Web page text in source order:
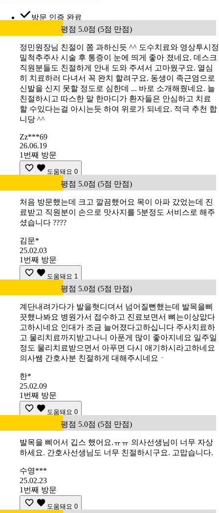
방문 인증 완료
평점 5.0점 (5점 만점)
정민원장님 친절이 쫌 과하신듯 ^^ 도수치료와 영상투시정
밀척추주사 시술 후 통증이 눈에 띄게 좋아 졌네요. 데스크
직원분들도 친절하게 안내 도와 주셔서 고마웠구요. 열심
히 치료하러 다녀서 꼭 완치 할려구요. 동생이 족근염으로
신발을 신지 못할 정도로 심한데 ... 바로 소개해줬네요. 늘
친절하시고 따스한 말 한마디가 환자들은 안심하고 치료
할 수있다는걸 아시는듯 하여 위로가 되네요. 적극 추천 합
니당 ^^
Zz***69
26.06.19
1번째 방문
도움돼요 0
평점 5.0점 (5점 만점)
처음 방문했는데 크고 깔끔했어요 목이 아파 갔었는데 진
료받고 직원분이 손으로 맛사지를 5분정도 서비스로 해주
셨습니다 ????
김문*
25.02.03
1번째 방문
도움돼요 1
평점 5.0점 (5점 만점)
계단내려가다가 발을혓디뎌서 넘어질뻔했는데 발목을삐
끗했나봐요 병원가서 접수하고 진료보면서 뼈는이상앖다
고하시네요 인대가 조금 늘어졌다고하십니다 주사치료하
고 물리치료까지받고나니 아푼게 많이 좋아지네요 일주일
정도 물리치료받으면서 아푸면 다시 애기하시라고하네요
의사쌤 간호사분 친절하게 대해주시네요ㆍ
한*
25.02.09
1번째 방문
도움돼요 0
평점 5.0점 (5점 만점)
발목을 삐어서 깁스 했어요.ㅠㅠ 의사선생님이 너무 자상
하세요. 간호사선생님도 너무 친절하시구요. 고맙습니다.
수영***
25.02.23
1번째 방문
도움돼요 0